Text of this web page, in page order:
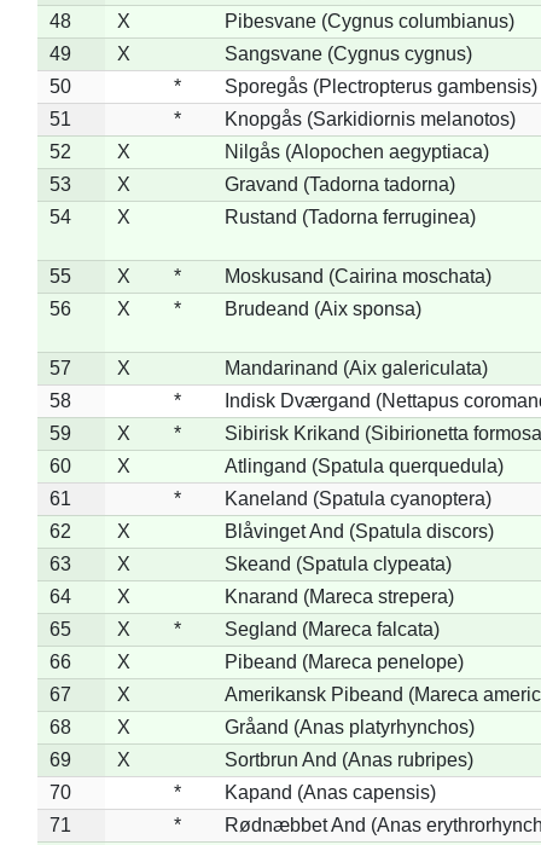
48
X
Pibesvane (Cygnus columbianus)
49
X
Sangsvane (Cygnus cygnus)
50
*
Sporegås (Plectropterus gambensis)
51
*
Knopgås (Sarkidiornis melanotos)
52
X
Nilgås (Alopochen aegyptiaca)
53
X
Gravand (Tadorna tadorna)
54
X Rustand (Tadorna ferruginea)
55 X *
Moskusand (Cairina moschata)
56
X * Brudeand (Aix sponsa)
57 X
Mandarinand (Aix galericulata)
58
*
Indisk Dværgand (Nettapus
59
X *
Sibirisk Krikand (Sibirionetta
60
X
Atlingand (Spatula querquedula)
61
*
Kaneland (Spatula cyanoptera)
62
X
Blåvinget And (Spatula discors)
63
X
Skeand (Spatula clypeata)
64
X
Knarand (Mareca strepera)
65
X *
Segland (Mareca falcata)
66
X
Pibeand (Mareca penelope)
67
X
Amerikansk Pibeand (Mareca
68
X
Gråand (Anas platyrhynchos)
69
X
Sortbrun And (Anas rubripes)
70
*
Kapand (Anas capensis)
71
*
Rødnæbbet And (Anas